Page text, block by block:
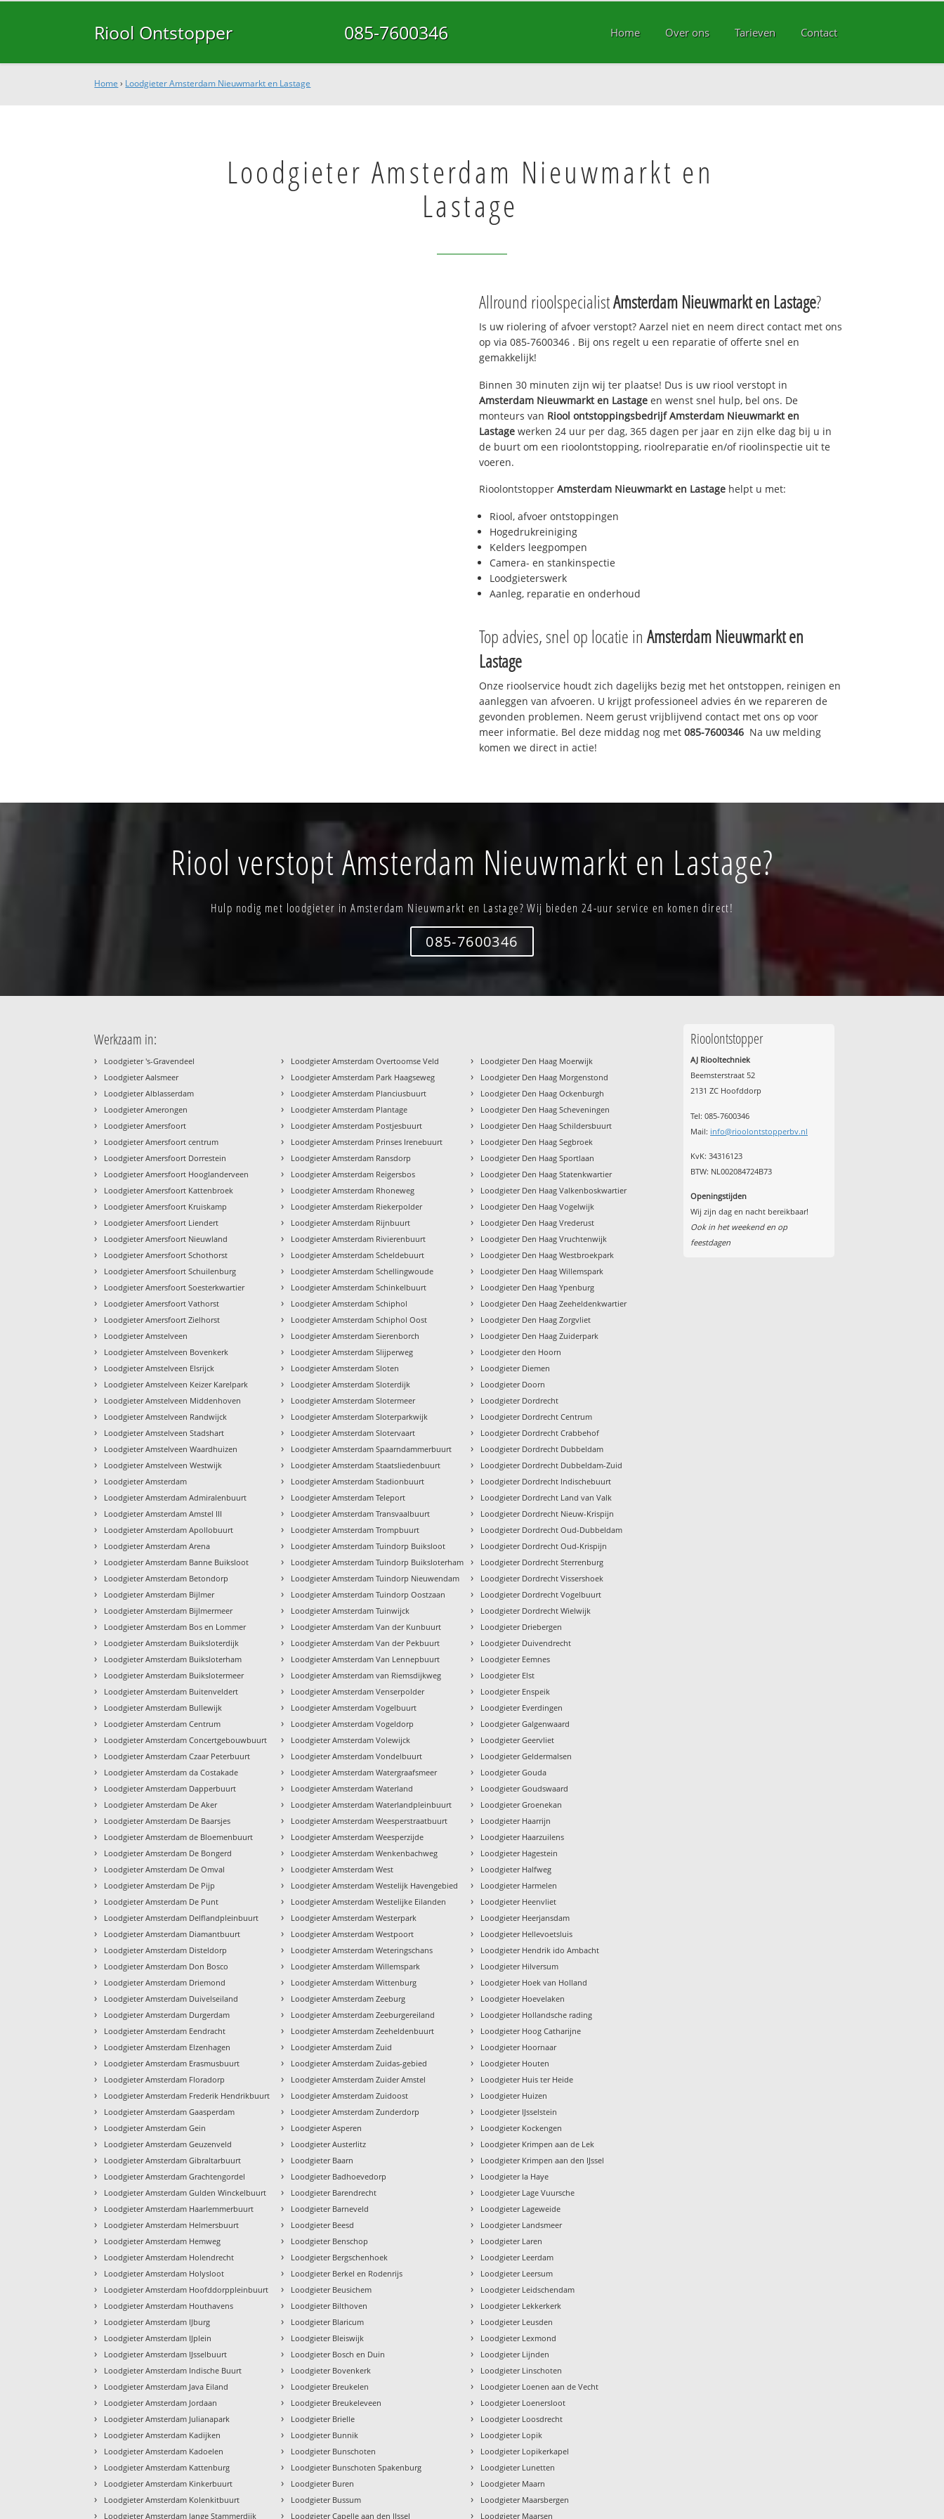
Riool Ontstopper 085-7600346 Home Over ons Tarieven Contact
Home › Loodgieter Amsterdam Nieuwmarkt en Lastage
Loodgieter Amsterdam Nieuwmarkt en
Lastage
Allround rioolspecialistAmsterdam Nieuwmarkt en Lastage?
Is uw riolering of afvoer verstopt? Aarzel niet en neem direct contact met ons
op via 085-7600346 . Bij ons regelt u een reparatie of offerte snel en
gemakkelijk!
Binnen 30 minuten zijn wij ter plaatse! Dus is uw riool verstopt in
Amsterdam Nieuwmarkt en Lastage en wenst snel hulp, bel ons. De
monteurs van Riool ontstoppingsbedrijfAmsterdam Nieuwmarkt en
Lastage werken 24 uur per dag, 365 dagen per jaar en zijn elke dag bij u in
de buurt om een rioolontstopping, rioolreparatie en/of rioolinspectie uit te
voeren.
Rioolontstopper Amsterdam Nieuwmarkt en Lastage helpt u met:
Riool, afvoer ontstoppingen
Hogedrukreiniging
Kelders leegpompen
Camera- en stankinspectie
Loodgieterswerk
Aanleg, reparatie en onderhoud
Top advies, snel op locatie in Amsterdam Nieuwmarkt en
Lastage
Onze rioolservice houdt zich dagelijks bezig met het ontstoppen, reinigen en
aanleggen van afvoeren. U krijgt professioneel advies én we repareren de
gevonden problemen. Neem gerust vrijblijvend contact met ons op voor
meer informatie. Bel deze middag nog met 085-7600346 Na uw melding
komen we direct in actie!
Riool verstopt Amsterdam Nieuwmarkt en Lastage?
Hulp nodig met loodgieter in Amsterdam Nieuwmarkt en Lastage? Wij bieden 24-uur service en komen direct!
085-7600346
Werkzaam in:
› Loodgieter 's-Gravendeel
› Loodgieter Aalsmeer
› Loodgieter Alblasserdam
› Loodgieter Amerongen
› Loodgieter Amersfoort
› Loodgieter Amersfoort centrum
› Loodgieter Amersfoort Dorrestein
› Loodgieter Amersfoort Hooglanderveen
› Loodgieter Amersfoort Kattenbroek
› Loodgieter Amersfoort Kruiskamp
› Loodgieter Amersfoort Liendert
› Loodgieter Amersfoort Nieuwland
› Loodgieter Amersfoort Schothorst
› Loodgieter Amersfoort Schuilenburg
› Loodgieter Amersfoort Soesterkwartier
› Loodgieter Amersfoort Vathorst
› Loodgieter Amersfoort Zielhorst
› Loodgieter Amstelveen
› Loodgieter Amstelveen Bovenkerk
› Loodgieter Amstelveen Elsrijck
› Loodgieter Amstelveen Keizer Karelpark
› Loodgieter Amstelveen Middenhoven
› Loodgieter Amstelveen Randwijck
› Loodgieter Amstelveen Stadshart
› Loodgieter Amstelveen Waardhuizen
› Loodgieter Amstelveen Westwijk
› Loodgieter Amsterdam
› Loodgieter Amsterdam Admiralenbuurt
› Loodgieter Amsterdam Amstel III
› Loodgieter Amsterdam Apollobuurt
› Loodgieter Amsterdam Arena
› Loodgieter Amsterdam Banne Buiksloot
› Loodgieter Amsterdam Betondorp
› Loodgieter Amsterdam Bijlmer
› Loodgieter Amsterdam Bijlmermeer
› Loodgieter Amsterdam Bos en Lommer
› Loodgieter Amsterdam Buiksloterdijk
› Loodgieter Amsterdam Buiksloterham
› Loodgieter Amsterdam Buikslotermeer
› Loodgieter Amsterdam Buitenveldert
› Loodgieter Amsterdam Bullewijk
› Loodgieter Amsterdam Centrum
› Loodgieter Amsterdam Concertgebouwbuurt
› Loodgieter Amsterdam Czaar Peterbuurt
› Loodgieter Amsterdam da Costakade
› Loodgieter Amsterdam Dapperbuurt
› Loodgieter Amsterdam De Aker
› Loodgieter Amsterdam De Baarsjes
› Loodgieter Amsterdam de Bloemenbuurt
› Loodgieter Amsterdam De Bongerd
› Loodgieter Amsterdam De Omval
› Loodgieter Amsterdam De Pijp
› Loodgieter Amsterdam De Punt
› Loodgieter Amsterdam Delflandpleinbuurt
› Loodgieter Amsterdam Diamantbuurt
› Loodgieter Amsterdam Disteldorp
› Loodgieter Amsterdam Don Bosco
› Loodgieter Amsterdam Driemond
› Loodgieter Amsterdam Duivelseiland
› Loodgieter Amsterdam Durgerdam
› Loodgieter Amsterdam Eendracht
› Loodgieter Amsterdam Elzenhagen
› Loodgieter Amsterdam Erasmusbuurt
› Loodgieter Amsterdam Floradorp
› Loodgieter Amsterdam Frederik Hendrikbuurt
› Loodgieter Amsterdam Gaasperdam
› Loodgieter Amsterdam Gein
› Loodgieter Amsterdam Geuzenveld
› Loodgieter Amsterdam Gibraltarbuurt
› Loodgieter Amsterdam Grachtengordel
› Loodgieter Amsterdam Gulden Winckelbuurt
› Loodgieter Amsterdam Haarlemmerbuurt
› Loodgieter Amsterdam Helmersbuurt
› Loodgieter Amsterdam Hemweg
› Loodgieter Amsterdam Holendrecht
› Loodgieter Amsterdam Holysloot
› Loodgieter Amsterdam Hoofddorppleinbuurt
› Loodgieter Amsterdam Houthavens
› Loodgieter Amsterdam IJburg
› Loodgieter Amsterdam IJplein
› Loodgieter Amsterdam IJsselbuurt
› Loodgieter Amsterdam Indische Buurt
› Loodgieter Amsterdam Java Eiland
› Loodgieter Amsterdam Jordaan
› Loodgieter Amsterdam Julianapark
› Loodgieter Amsterdam Kadijken
› Loodgieter Amsterdam Kadoelen
› Loodgieter Amsterdam Kattenburg
› Loodgieter Amsterdam Kinkerbuurt
› Loodgieter Amsterdam Kolenkitbuurt
› Loodgieter Amsterdam lange Stammerdijk
› Loodgieter Amsterdam Overtoomse Veld
› Loodgieter Amsterdam Park Haagseweg
› Loodgieter Amsterdam Planciusbuurt
› Loodgieter Amsterdam Plantage
› Loodgieter Amsterdam Postjesbuurt
› Loodgieter Amsterdam Prinses Irenebuurt
› Loodgieter Amsterdam Ransdorp
› Loodgieter Amsterdam Reigersbos
› Loodgieter Amsterdam Rhoneweg
› Loodgieter Amsterdam Riekerpolder
› Loodgieter Amsterdam Rijnbuurt
› Loodgieter Amsterdam Rivierenbuurt
› Loodgieter Amsterdam Scheldebuurt
› Loodgieter Amsterdam Schellingwoude
› Loodgieter Amsterdam Schinkelbuurt
› Loodgieter Amsterdam Schiphol
› Loodgieter Amsterdam Schiphol Oost
› Loodgieter Amsterdam Sierenborch
› Loodgieter Amsterdam Slijperweg
› Loodgieter Amsterdam Sloten
› Loodgieter Amsterdam Sloterdijk
› Loodgieter Amsterdam Slotermeer
› Loodgieter Amsterdam Sloterparkwijk
› Loodgieter Amsterdam Slotervaart
› Loodgieter Amsterdam Spaarndammerbuurt
› Loodgieter Amsterdam Staatsliedenbuurt
› Loodgieter Amsterdam Stadionbuurt
› Loodgieter Amsterdam Teleport
› Loodgieter Amsterdam Transvaalbuurt
› Loodgieter Amsterdam Trompbuurt
› Loodgieter Amsterdam Tuindorp Buiksloot
› Loodgieter Amsterdam Tuindorp Buiksloterham
› Loodgieter Amsterdam Tuindorp Nieuwendam
› Loodgieter Amsterdam Tuindorp Oostzaan
› Loodgieter Amsterdam Tuinwijck
› Loodgieter Amsterdam Van der Kunbuurt
› Loodgieter Amsterdam Van der Pekbuurt
› Loodgieter Amsterdam Van Lennepbuurt
› Loodgieter Amsterdam van Riemsdijkweg
› Loodgieter Amsterdam Venserpolder
› Loodgieter Amsterdam Vogelbuurt
› Loodgieter Amsterdam Vogeldorp
› Loodgieter Amsterdam Volewijck
› Loodgieter Amsterdam Vondelbuurt
› Loodgieter Amsterdam Watergraafsmeer
› Loodgieter Amsterdam Waterland
› Loodgieter Amsterdam Waterlandpleinbuurt
› Loodgieter Amsterdam Weesperstraatbuurt
› Loodgieter Amsterdam Weesperzijde
› Loodgieter Amsterdam Wenkenbachweg
› Loodgieter Amsterdam West
› Loodgieter Amsterdam Westelijk Havengebied
› Loodgieter Amsterdam Westelijke Eilanden
› Loodgieter Amsterdam Westerpark
› Loodgieter Amsterdam Westpoort
› Loodgieter Amsterdam Weteringschans
› Loodgieter Amsterdam Willemspark
› Loodgieter Amsterdam Wittenburg
› Loodgieter Amsterdam Zeeburg
› Loodgieter Amsterdam Zeeburgereiland
› Loodgieter Amsterdam Zeeheldenbuurt
› Loodgieter Amsterdam Zuid
› Loodgieter Amsterdam Zuidas-gebied
› Loodgieter Amsterdam Zuider Amstel
› Loodgieter Amsterdam Zuidoost
› Loodgieter Amsterdam Zunderdorp
› Loodgieter Asperen
› Loodgieter Austerlitz
› Loodgieter Baarn
› Loodgieter Badhoevedorp
› Loodgieter Barendrecht
› Loodgieter Barneveld
› Loodgieter Beesd
› Loodgieter Benschop
› Loodgieter Bergschenhoek
› Loodgieter Berkel en Rodenrijs
› Loodgieter Beusichem
› Loodgieter Bilthoven
› Loodgieter Blaricum
› Loodgieter Bleiswijk
› Loodgieter Bosch en Duin
› Loodgieter Bovenkerk
› Loodgieter Breukelen
› Loodgieter Breukeleveen
› Loodgieter Brielle
› Loodgieter Bunnik
› Loodgieter Bunschoten
› Loodgieter Bunschoten Spakenburg
› Loodgieter Buren
› Loodgieter Bussum
› Loodgieter Capelle aan den IJssel
› Loodgieter Den Haag Moerwijk
› Loodgieter Den Haag Morgenstond
› Loodgieter Den Haag Ockenburgh
› Loodgieter Den Haag Scheveningen
› Loodgieter Den Haag Schildersbuurt
› Loodgieter Den Haag Segbroek
› Loodgieter Den Haag Sportlaan
› Loodgieter Den Haag Statenkwartier
› Loodgieter Den Haag Valkenboskwartier
› Loodgieter Den Haag Vogelwijk
› Loodgieter Den Haag Vrederust
› Loodgieter Den Haag Vruchtenwijk
› Loodgieter Den Haag Westbroekpark
› Loodgieter Den Haag Willemspark
› Loodgieter Den Haag Ypenburg
› Loodgieter Den Haag Zeeheldenkwartier
› Loodgieter Den Haag Zorgvliet
› Loodgieter Den Haag Zuiderpark
› Loodgieter den Hoorn
› Loodgieter Diemen
› Loodgieter Doorn
› Loodgieter Dordrecht
› Loodgieter Dordrecht Centrum
› Loodgieter Dordrecht Crabbehof
› Loodgieter Dordrecht Dubbeldam
› Loodgieter Dordrecht Dubbeldam-Zuid
› Loodgieter Dordrecht Indischebuurt
› Loodgieter Dordrecht Land van Valk
› Loodgieter Dordrecht Nieuw-Krispijn
› Loodgieter Dordrecht Oud-Dubbeldam
› Loodgieter Dordrecht Oud-Krispijn
› Loodgieter Dordrecht Sterrenburg
› Loodgieter Dordrecht Vissershoek
› Loodgieter Dordrecht Vogelbuurt
› Loodgieter Dordrecht Wielwijk
› Loodgieter Driebergen
› Loodgieter Duivendrecht
› Loodgieter Eemnes
› Loodgieter Elst
› Loodgieter Enspeik
› Loodgieter Everdingen
› Loodgieter Galgenwaard
› Loodgieter Geervliet
› Loodgieter Geldermalsen
› Loodgieter Gouda
› Loodgieter Goudswaard
› Loodgieter Groenekan
› Loodgieter Haarrijn
› Loodgieter Haarzuilens
› Loodgieter Hagestein
› Loodgieter Halfweg
› Loodgieter Harmelen
› Loodgieter Heenvliet
› Loodgieter Heerjansdam
› Loodgieter Hellevoetsluis
› Loodgieter Hendrik ido Ambacht
› Loodgieter Hilversum
› Loodgieter Hoek van Holland
› Loodgieter Hoevelaken
› Loodgieter Hollandsche rading
› Loodgieter Hoog Catharijne
› Loodgieter Hoornaar
› Loodgieter Houten
› Loodgieter Huis ter Heide
› Loodgieter Huizen
› Loodgieter IJsselstein
› Loodgieter Kockengen
› Loodgieter Krimpen aan de Lek
› Loodgieter Krimpen aan den IJssel
› Loodgieter la Haye
› Loodgieter Lage Vuursche
› Loodgieter Lageweide
› Loodgieter Landsmeer
› Loodgieter Laren
› Loodgieter Leerdam
› Loodgieter Leersum
› Loodgieter Leidschendam
› Loodgieter Lekkerkerk
› Loodgieter Leusden
› Loodgieter Lexmond
› Loodgieter Lijnden
› Loodgieter Linschoten
› Loodgieter Loenen aan de Vecht
› Loodgieter Loenersloot
› Loodgieter Loosdrecht
› Loodgieter Lopik
› Loodgieter Lopikerkapel
› Loodgieter Lunetten
› Loodgieter Maarn
› Loodgieter Maarsbergen
› Loodgieter Maarsen
Rioolontstopper
AJ Riooltechniek
Beemsterstraat 52
2131 ZC Hoofddorp
Tel:085-7600346
Mail: info@rioolontstopperbv.nl
KvK: 34316123
BTW: NL002084724B73
Openingstijden
Wij zijn dag en nacht bereikbaar!
Ook in het weekend en op
feestdagen